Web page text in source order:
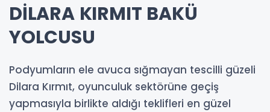
DİLARA KIRMIT BAKÜ
YOLCUSU
Podyumların ele avuca sığmayan tescilli güzeli
Dilara Kırmıt, oyunculuk sektörüne geçiş
yapmasıyla birlikte aldığı teklifleri en güzel